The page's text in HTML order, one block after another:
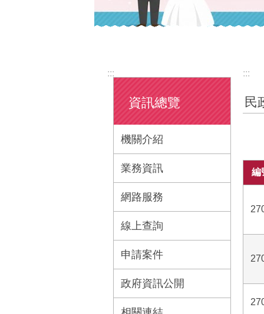
:::
資訊總覽
機關介紹
業務資訊
網路服務
線上查詢
申請案件
政府資訊公開
:::
民
編